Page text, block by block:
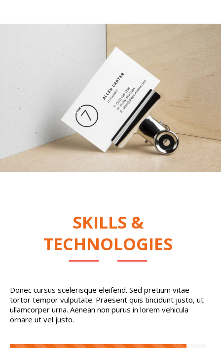
SKILLS &
TECHNOLOGIES
Donec cursus scelerisque eleifend. Sed pretium vitae
tortor tempor vulputate. Praesent quis tincidunt justo, ut
ullamcorper urna. Aenean non purus in lorem vehicula
ornare ut vel justo.